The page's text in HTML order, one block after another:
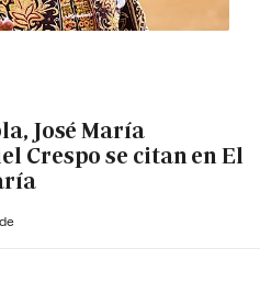
José María
Crespo se citan en El